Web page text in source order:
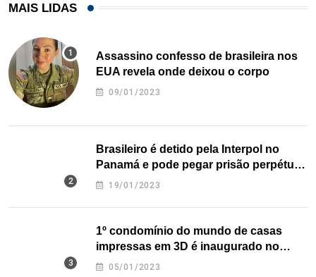
MAIS LIDAS
Assassino confesso de brasileira nos
EUA revela onde deixou o corpo
09/01/2023
Brasileiro é detido pela Interpol no
Panamá e pode pegar prisão perpétua
nos EUA
19/01/2023
1º condomínio do mundo de casas
impressas em 3D é inaugurado no
Texas
05/01/2023